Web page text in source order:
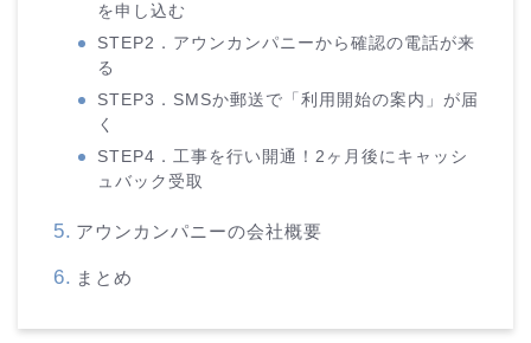
を申し込む
STEP2．アウンカンパニーから確認の電話が来
る
STEP3．SMSか郵送で「利用開始の案内」が届
く
STEP4．工事を行い開通！2ヶ月後にキャッシ
ュバック受取
アウンカンパニーの会社概要
まとめ